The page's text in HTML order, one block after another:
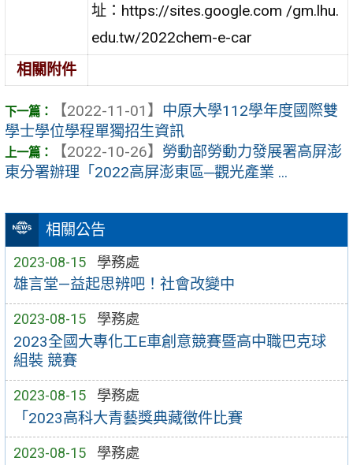
相關公告
2023-08-15 學務處
雄言堂—益起思辨吧！社會改變中
2023-08-15 學務處
2023全國大專化工E車創意競賽暨高中職巴克球
組裝 競賽
2023-08-15 學務處
「2023高科大青藝獎典藏徵件比賽
2023-08-15 學務處
址：https://sites.google.com /gm.lhu.
edu.tw/2022chem-e-car
相關附件
【2022-11-01】 中原大學112學年度國際雙
學士學位學程單獨招生資訊
【2022-10-26】 勞動部勞動力發展署高屏澎
東分署辦理「2022高屏澎東區─觀光產業 ...